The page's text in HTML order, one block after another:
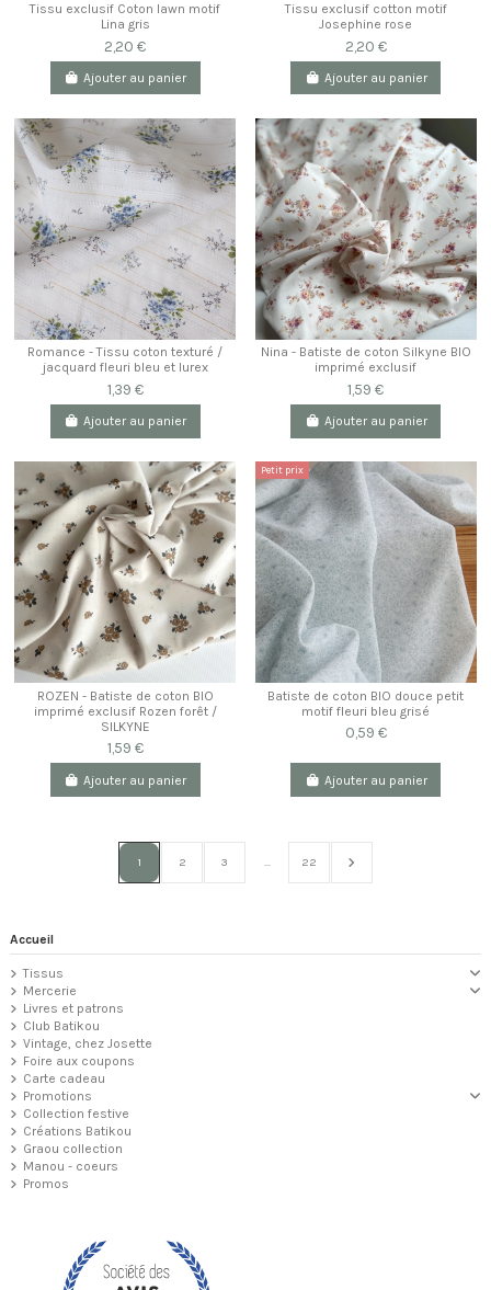
Tissu exclusif Coton lawn motif
Lina gris
2,20 €
Ajouter au panier
Tissu exclusif cotton motif
Josephine rose
2,20 €
Ajouter au panier
Romance - Tissu coton texturé /
jacquard fleuri bleu et lurex
1,39 €
Ajouter au panier
Nina - Batiste de coton Silkyne BIO
imprimé exclusif
1,59 €
Ajouter au panier
ROZEN - Batiste de coton BIO
imprimé exclusif Rozen forêt /
SILKYNE
1,59 €
Ajouter au panier
Petit prix
Batiste de coton BIO douce petit
motif fleuri bleu grisé
0,59 €
Ajouter au panier
1 2 3 22
Accueil
Tissus
Mercerie
Livres et patrons
Club Batikou
Vintage, chez Josette
Foire aux coupons
Carte cadeau
Promotions
Collection festive
Créations Batikou
Graou collection
Manou - coeurs
Promos